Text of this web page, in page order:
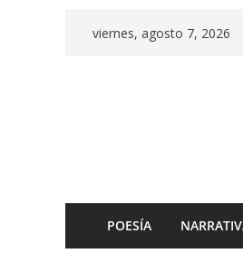
viernes, agosto 7, 2026
POESÍA